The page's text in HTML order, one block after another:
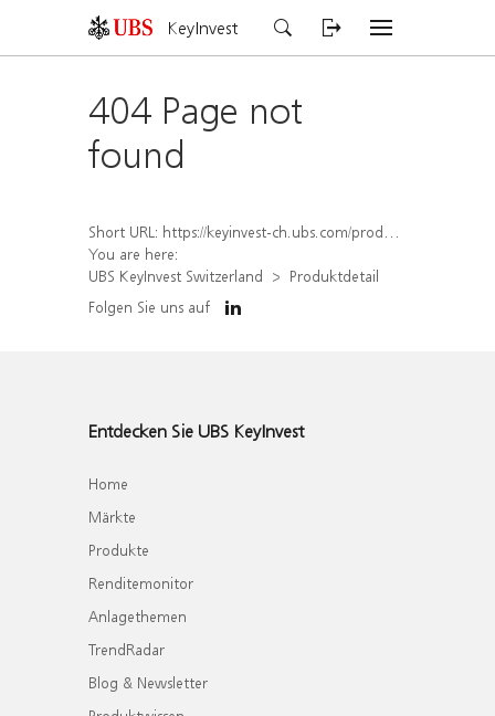
KeyInvest
404 Page not
found
Short URL: https://keyinvest-ch.ubs.com/produkt/detail/index/isin/CH1575344663
You are here:
UBS KeyInvest Switzerland
Produktdetail
Folgen Sie uns auf
Entdecken Sie UBS KeyInvest
Home
Märkte
Produkte
Renditemonitor
Anlagethemen
TrendRadar
Blog & Newsletter